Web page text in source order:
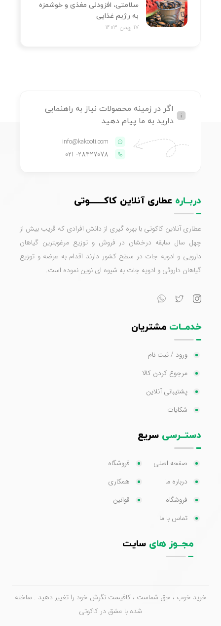
سلامتی، افزودنی مغذی و خوشمزه
به رژیم غذایی
17 بهمن 1403
اگر در زمینه محصولات نیاز به راهنمایی
دارید به ما پیام دهید
info@kakooti.com
28427078
- 021
دربــاره عطاری آنلاین کاکـــــــوتی
عطاری آنلاین کاکوتی با بهره گیری از دانش افرادی که قریب بیش از
چهل سال سابقه درخشان در فروش و توزیع مرغوبترین گیاهان
دارویی و ادویه جات در سطح کشور دارند اقدام به عرضه و توزیع
گیاهان داروئی و ادویه جات به شیوه ای نوین نموده است.
خدمــات مشتریان
ورود / ثبت نام
مرجوع کردن کالا
پشتیبانی آنلاین
شکایات
دستــرسی سریع
صفحه اصلی
درباره ما
فروشگاه
تماس با ما
فروشگاه
همکاری
قوانین
مجــوز های سایت
خرید خوب ، حق شماست ، کافیست نگرش خود را تغییر دهید . ساخته
شده با عشق در کاکوتی